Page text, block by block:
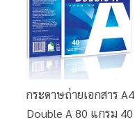
กระดาษถ่ายเอกสาร A4
Double A 80 แกรม 40